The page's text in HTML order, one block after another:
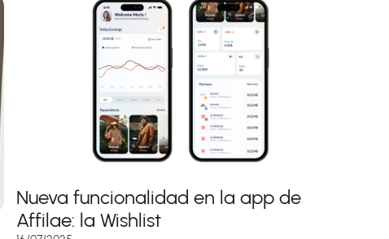
Nueva funcionalidad en la app de
Affilae: la Wishlist